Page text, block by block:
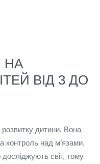
НА
ВІД 3 ДО
дитини. Вона
контроль над м’язами.
досліджують світ, тому